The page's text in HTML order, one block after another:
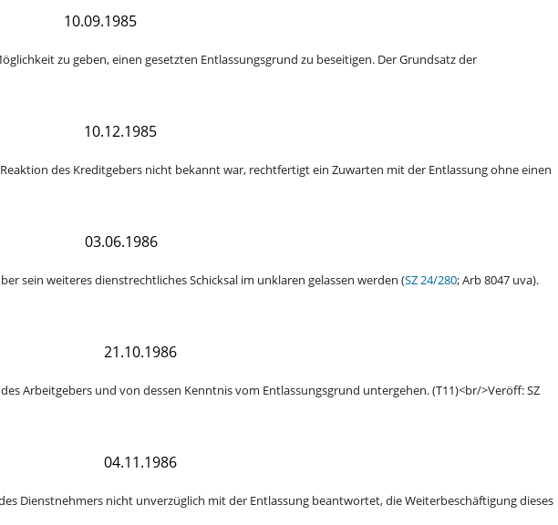
10.09.1985
zu geben, einen gesetzten Entlassungsgrund zu beseitigen. Der Grundsatz der
10.12.1985
des Kreditgebers nicht bekannt war, rechtfertigt ein Zuwarten mit der Entlassung ohne einen
03.06.1986
sein weiteres dienstrechtliches Schicksal im unklaren gelassen werden (SZ 24/280; Arb 8047 uva).
21.10.1986
Arbeitgebers und von dessen Kenntnis vom Entlassungsgrund untergehen. (T11)<br/>Veröff: SZ
04.11.1986
Dienstnehmers nicht unverzüglich mit der Entlassung beantwortet, die Weiterbeschäftigung dieses